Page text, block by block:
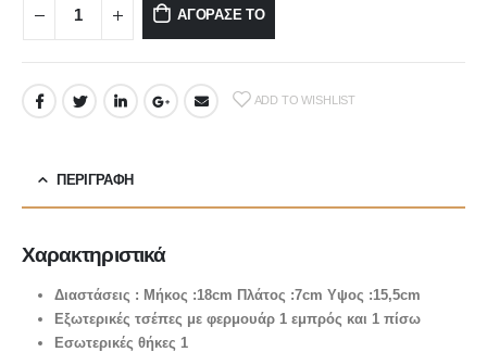
ΑΓΟΡΑΣΕ ΤΟ
ADD TO WISHLIST
ΠΕΡΙΓΡΑΦΉ
Χαρακτηριστικά
Διαστάσεις : Μήκος :18cm Πλάτος :7cm Υψος :15,5cm
Εξωτερικές τσέπες με φερμουάρ 1 εμπρός και 1 πίσω
Εσωτερικές θήκες 1